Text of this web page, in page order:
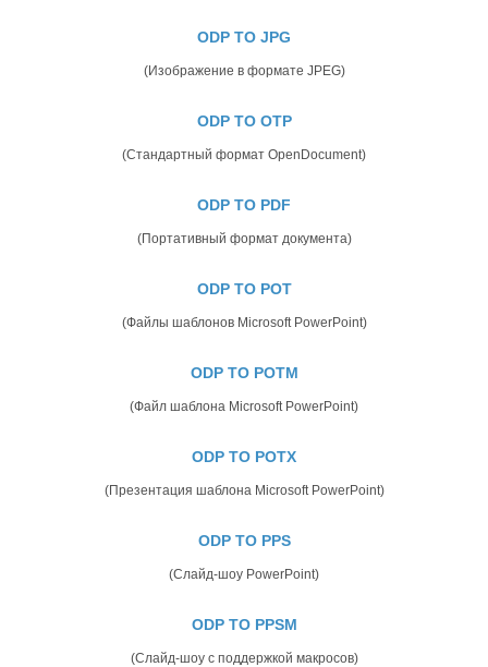
ODP TO JPG
(Изображение в формате JPEG)
ODP TO OTP
(Стандартный формат OpenDocument)
ODP TO PDF
(Портативный формат документа)
ODP TO POT
(Файлы шаблонов Microsoft PowerPoint)
ODP TO POTM
(Файл шаблона Microsoft PowerPoint)
ODP TO POTX
(Презентация шаблона Microsoft PowerPoint)
ODP TO PPS
(Слайд-шоу PowerPoint)
ODP TO PPSM
(Слайд-шоу с поддержкой макросов)